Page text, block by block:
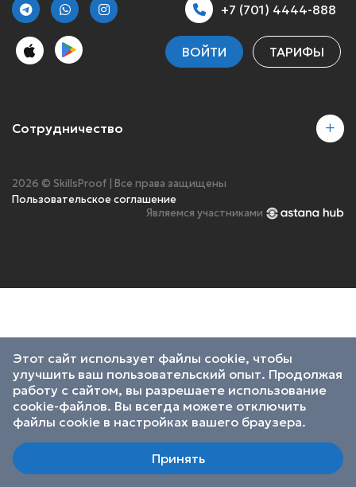
+7 (701) 4444-888
ВОЙТИ ТАРИФЫ
Сотрудничество
2026 © SkillsProof | Все права защищены
Пользовательское соглашение
Являемся участниками
Этот сайт использует файлы cookie, чтобы
улучшить ваш пользовательский опыт. Продолжая
работу с сайтом, вы разрешаете использование
cookie-файлов. Вы всегда можете отключить
файлы cookie в настройках вашего браузера.
Принять